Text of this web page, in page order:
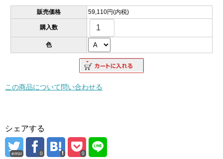
販売価格 59,110円(内税)
購入数
色
この商品について問い合わせる
シェアする
error 0 0